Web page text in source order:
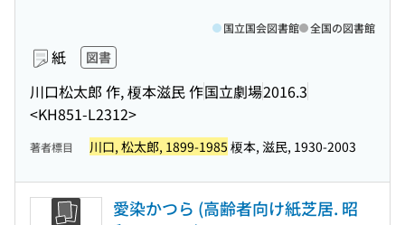
紙 図書
川口松太郎 作, 榎本滋民 作国立劇場2016.3
<KH851-L2312>
国立国会図書館 全国の図書館
著者標目 川口, 松太郎, 1899-1985 榎本, 滋民, 1930-2003
愛染かつら (高齢者向け紙芝居. 昭